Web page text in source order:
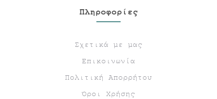
Πληροφορίες
Σχετικά με μας
Επικοινωνία
Πολιτική Απορρήτου
Όροι Χρήσης